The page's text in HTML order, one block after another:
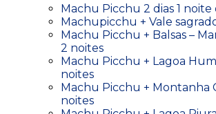
Machu Picchu 2 dias 1 noite
Machupicchu + Vale
Machu Picchu + Balsas –
2 noites
Machu Picchu + Lagoa
noites
Machu Picchu + Montanha
noites